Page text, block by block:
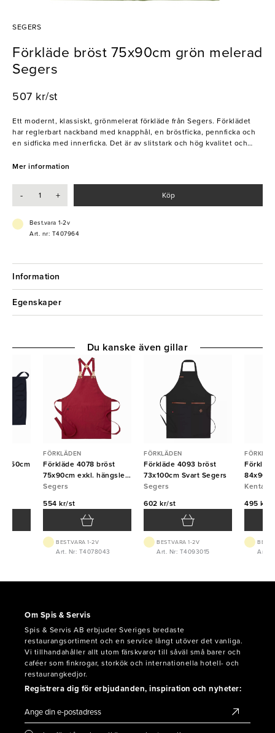
SEGERS
Förkläde bröst 75x90cm grön melerad
Segers
507 kr/st
Ett modernt, klassiskt, grönmelerat förkläde från Segers. Förklädet
har reglerbart nackband med knapphål, en bröstficka, pennficka och
en sidficka med innerficka. Det är av slitstark och hög kvalitet och
restaurang.
Mer information
- + Köp
Best.vara 1-2v
Art. nr: T407964
Information
Egenskaper
FÖRKLÄDEN
Förkläde 4078 bröst
75x90cm exkl. hängsle
Mörkröd Segers
Segers
554 kr/st
BEST.VARA 1-2V
Art. Nr: T4078043
FÖRKLÄDEN
Förkläde 4093 bröst
73x100cm Svart Segers
Segers
602 kr/st
BEST.VARA 1-2V
Art. Nr: T4093015
Kentaur
Kentaur
495 kr/
Art.
Du kanske även gillar
Om Spis & Servis
Spis & Servis AB erbjuder Sveriges bredaste
restaurangsortiment och en service långt utöver det vanliga.
Vi tillhandahåller allt utom färskvaror till såväl små barer och
caféer som finkrogar, storkök och internationella hotell- och
restaurangkedjor.
Registrera dig för erbjudanden, inspiration och nyheter: